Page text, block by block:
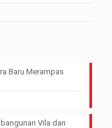
Baru Merampas
Vila dan